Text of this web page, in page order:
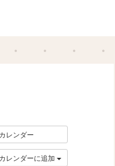
カレンダー
カレンダーに追加